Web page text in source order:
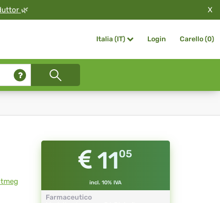
🌿 X
Italia (IT) Login Carello (0)
1105
incl. 10% IVA
Farmaceutico